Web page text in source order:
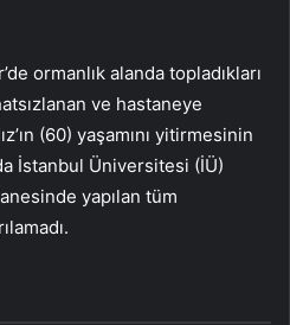
ormanlık alanda topladıkları
ve hastaneye
(60) yaşamını yitirmesinin
İstanbul Üniversitesi (İÜ)
yapılan tüm